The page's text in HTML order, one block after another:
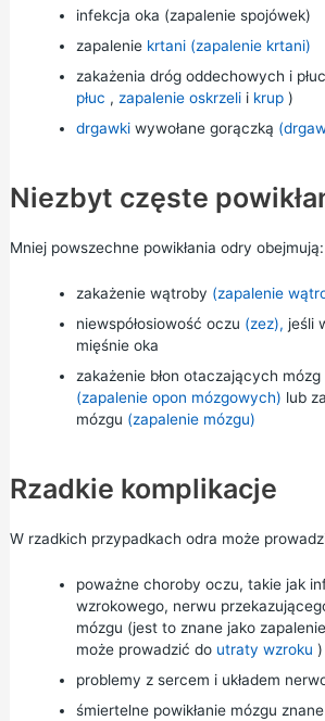
infekcja oka (zapalenie spojówek)
zapalenie krtani (zapalenie krtani)
zakażenia dróg oddechowych i
płuc , zapalenie oskrzelii krup)
drgawkiwywołane gorączką
Niezbyt częste
Mniej powszechne powikłania odry obejmują:
zakażenie wątroby (zapalenie
niewspółosiowość oczu (zez), jeśli
mięśnie oka
zakażenie błon otaczających
(zapalenie opon mózgowych) lub
mózgu (zapalenie mózgu)
Rzadkie komplikacje
W rzadkich przypadkach odra może
poważne choroby oczu, takie jak
wzrokowego, nerwu
mózgu (jest to znane jako
może prowadzić do utraty wzroku )
problemy z sercem i układem
śmiertelne powikłanie mózgu